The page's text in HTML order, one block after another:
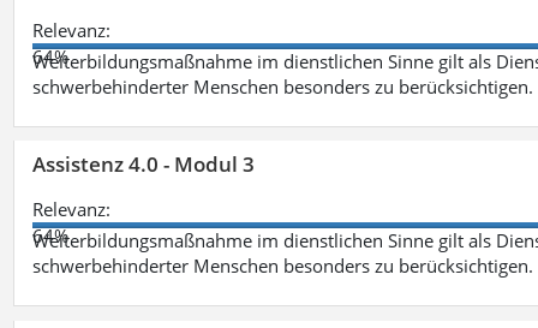
Relevanz:
64%
Weiterbildungsmaßnahme im dienstlichen Sinne gilt als
schwerbehinderter Menschen besonders zu berücksichtigen.
Assistenz 4.0 - Modul 3
Relevanz:
64%
Weiterbildungsmaßnahme im dienstlichen Sinne gilt als
schwerbehinderter Menschen besonders zu